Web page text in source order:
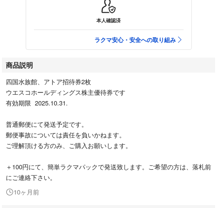
本人確認済
ラクマ安心・安全への取り組み
商品説明
四国水族館、アトア招待券2枚
ウエスコホールディングス株主優待券です
有効期限 2025.10.31.
普通郵便にて発送予定です。
郵便事故については責任を負いかねます。
ご理解頂ける方のみ、ご購入お願いします。
＋100円にて、簡単ラクマパックで発送致します。ご希望の方は、落札前
にご連絡下さい。
10ヶ月前